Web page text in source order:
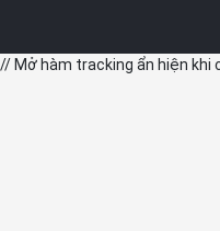
// Mở hàm tracking ẩn hiện khi